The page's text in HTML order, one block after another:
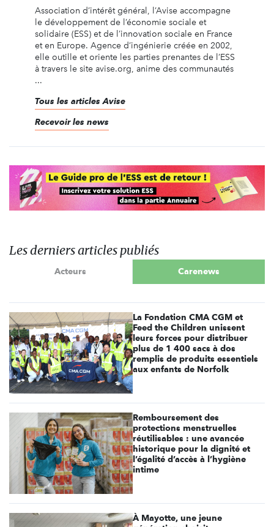
Association d’intérêt général, l’Avise accompagne
le développement de l’économie sociale et
solidaire (ESS) et de l’innovation sociale en France
et en Europe. Agence d’ingénierie créée en 2002,
elle outille et oriente les parties prenantes de l’ESS
à travers le site avise.org, anime des communautés
...
Tous les articles Avise
Recevoir les news
Les derniers articles publiés
Acteurs Carenews
La Fondation CMA CGM et
Feed the Children unissent
leurs forces pour distribuer
plus de 1 400 sacs à dos
remplis de produits essentiels
aux enfants de Norfolk
Remboursement des
protections menstruelles
réutilisables : une avancée
historique pour la dignité et
l’égalité d’accès à l’hygiène
intime
À Mayotte, une jeune